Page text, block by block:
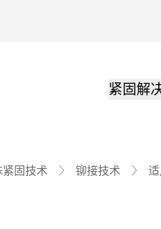
紧固解
固技术 铆接技术